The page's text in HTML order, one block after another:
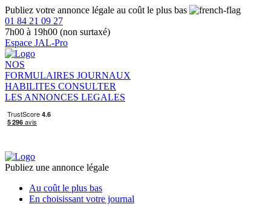
Publiez votre annonce légale au coût le plus bas
01 84 21 09 27
7h00 à 19h00 (non surtaxé)
Espace JAL-Pro
NOS
FORMULAIRES JOURNAUX
HABILITES CONSULTER
LES ANNONCES LEGALES
Publiez une annonce légale
Au coût le plus bas
En choisissant votre journal